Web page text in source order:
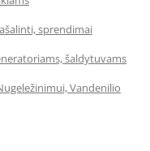
sprendimai
šaldytuvams
Vandenilio